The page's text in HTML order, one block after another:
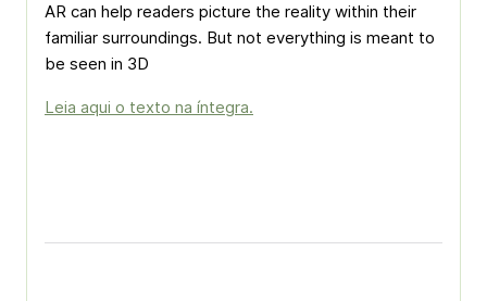
AR can help readers picture the reality within their
familiar surroundings. But not everything is meant to
be seen in 3D
Leia aqui o texto na íntegra.